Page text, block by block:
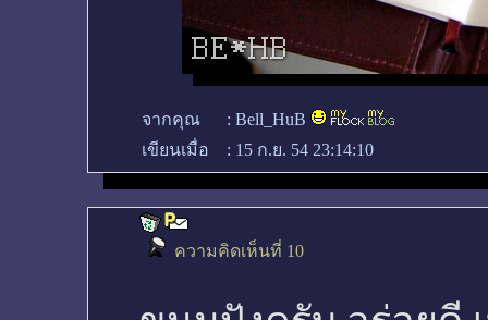
จากคุณ : Bell_HuB
เขียนเมื่อ
: 15 ก.ย. 54 23:14:10
ความคิดเห็นที่ 10